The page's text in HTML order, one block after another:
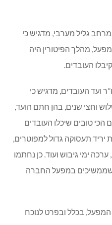
גליל מערבי, מדגיש כי
מהלך הפיטורין היה
העובדים.
ועד העובדים, מדגיש כי
וחצי שנים, בהן חתם הועד,
טובים שיכלו העובדים
יריד תעסוקה גדול למפוטרים,
ימי גיבוש ועוד. כן נחתמו
שממשיכים במפעל החברה
בכלל ובפרט לנוכח